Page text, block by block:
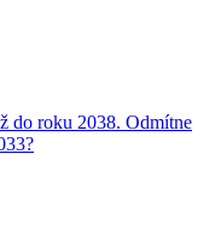
do roku 2038. Odmítne